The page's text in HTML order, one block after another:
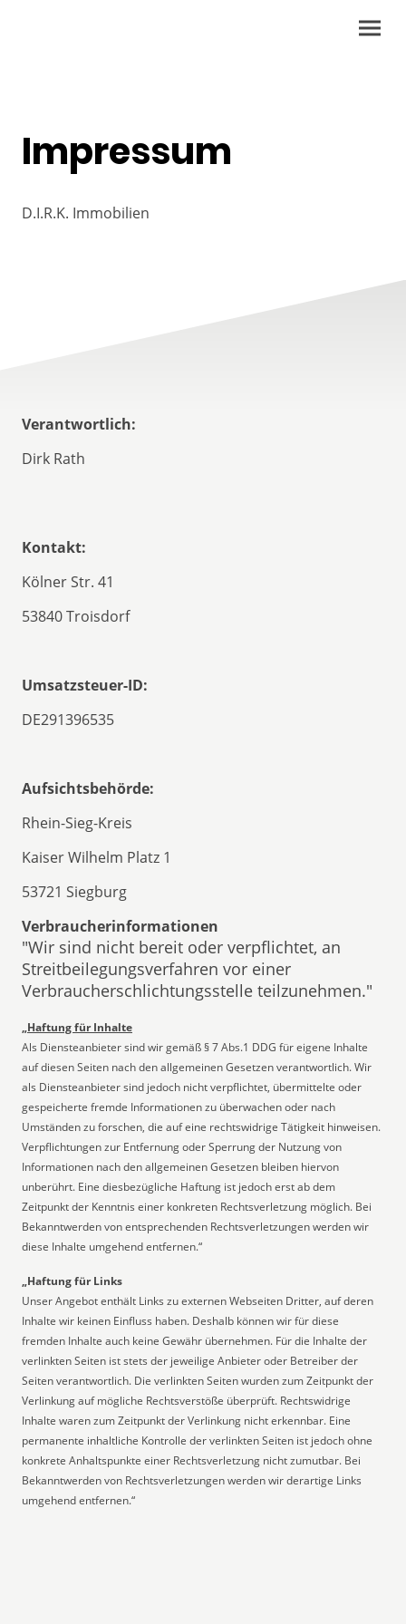
Impressum
D.I.R.K. Immobilien
Verantwortlich:
Dirk Rath
Kontakt:
Kölner Str. 41
53840 Troisdorf
Umsatzsteuer-ID:
DE291396535
Aufsichtsbehörde:
Rhein-Sieg-Kreis
Kaiser Wilhelm Platz 1
53721 Siegburg
Verbraucherinformationen
"Wir sind nicht bereit oder verpflichtet, an
Streitbeilegungsverfahren vor einer
Verbraucherschlichtungsstelle teilzunehmen."
„Haftung für Inhalte
Als Diensteanbieter sind wir gemäß § 7 Abs.1 DDG für eigene Inhalte
auf diesen Seiten nach den allgemeinen Gesetzen verantwortlich. Wir
als Diensteanbieter sind jedoch nicht verpflichtet, übermittelte oder
gespeicherte fremde Informationen zu überwachen oder nach
Umständen zu forschen, die auf eine rechtswidrige Tätigkeit hinweisen.
Verpflichtungen zur Entfernung oder Sperrung der Nutzung von
Informationen nach den allgemeinen Gesetzen bleiben hiervon
unberührt. Eine diesbezügliche Haftung ist jedoch erst ab dem
Zeitpunkt der Kenntnis einer konkreten Rechtsverletzung möglich. Bei
Bekanntwerden von entsprechenden Rechtsverletzungen werden wir
diese Inhalte umgehend entfernen.“
„Haftung für Links
Unser Angebot enthält Links zu externen Webseiten Dritter, auf deren
Inhalte wir keinen Einfluss haben. Deshalb können wir für diese
fremden Inhalte auch keine Gewähr übernehmen. Für die Inhalte der
verlinkten Seiten ist stets der jeweilige Anbieter oder Betreiber der
Seiten verantwortlich. Die verlinkten Seiten wurden zum Zeitpunkt der
Verlinkung auf mögliche Rechtsverstöße überprüft. Rechtswidrige
Inhalte waren zum Zeitpunkt der Verlinkung nicht erkennbar. Eine
permanente inhaltliche Kontrolle der verlinkten Seiten ist jedoch ohne
konkrete Anhaltspunkte einer Rechtsverletzung nicht zumutbar. Bei
Bekanntwerden von Rechtsverletzungen werden wir derartige Links
umgehend entfernen.“